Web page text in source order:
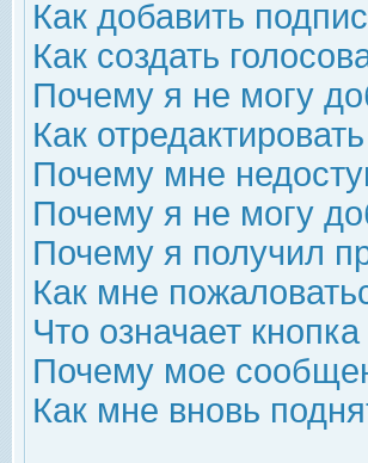
Как добавить
Как создать
Почему я не могу
Как
Почему мне
Почему я не могу
Почему я получил
Как мне
Что означает
Почему мое
Как мне вновь